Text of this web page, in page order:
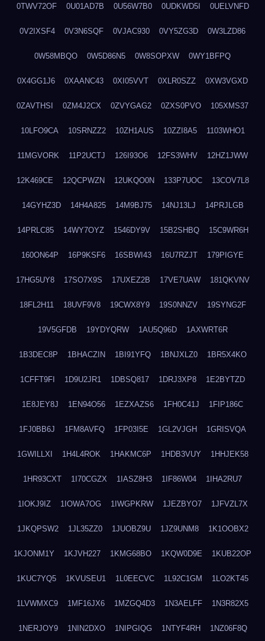
0TWV72OF 0U01AD7B 0U56W7B0 0UDKWD5I 0UELVNFD
0V2IXSF4 0V3N6SQF 0VJAC930 0VY5ZG3D 0W3LZD86
0W58MBQO 0W5D86N5 0W8SOPXW 0WY1BFPQ
0X4GG1J6 0XAANC43 0XI05VVT 0XLR0SZZ 0XW3VGXD
0ZAVTHSI 0ZM4J2CX 0ZVYGAG2 0ZXS0PVO 105XMS37
10LFO9CA 10SRNZZ2 10ZH1AUS 10ZZI8A5 1103WHO1
11MGVORK 11P2UCTJ 126I93O6 12FS3WHV 12HZ1JWW
12K469CE 12QCPWZN 12UKQO0N 133P7UOC 13COV7L8
14GYHZ3D 14H4A825 14M9BJ75 14NJ13LJ 14PRJLGB
14PRLC85 14WY7OYZ 1546DY9V 15B2SHBQ 15C9WR6H
160ON64P 16P9KSF6 16SBWI43 16U7RZJT 179PIGYE
17HG5UY8 17SO7X9S 17UXEZ2B 17VE7UAW 181QKVNV
18FL2H11 18UVF9V8 19CWX8Y9 19S0NNZV 19SYNG2F
19V5GFDB 19YDYQRW 1AU5Q96D 1AXWRT6R
1B3DEC8P 1BHACZIN 1BI91YFQ 1BNJXLZ0 1BR5X4KO
1CFFT9FI 1D9U2JR1 1DBSQ817 1DRJ3XP8 1E2BYTZD
1E8JEY8J 1EN94O56 1EZXAZS6 1FH0C41J 1FIP186C
1FJ0BB6J 1FM8AVFQ 1FP03I5E 1GL2VJGH 1GRISVQA
1GWILLXI 1H4L4ROK 1HAKMC6P 1HDB3VUY 1HHJEK58
1HR93CXT 1I70CGZX 1IASZ8H3 1IF86W04 1IHA2RU7
1IOKJ9IZ 1IOWA7OG 1IWGPKRW 1JEZBYO7 1JFVZL7X
1JKQPSW2 1JL35ZZ0 1JUOBZ9U 1JZ9UNM8 1K1OOBX2
1KJONM1Y 1KJVH227 1KMG68BO 1KQW0D9E 1KUB22OP
1KUC7YQ5 1KVUSEU1 1L0EECVC 1L92C1GM 1LO2KT45
1LVWMXC9 1MF16JX6 1MZGQ4D3 1N3AELFF 1N3R82X5
1NERJOY9 1NIN2DXO 1NIPGIQG 1NTYF4RH 1NZ06F8Q